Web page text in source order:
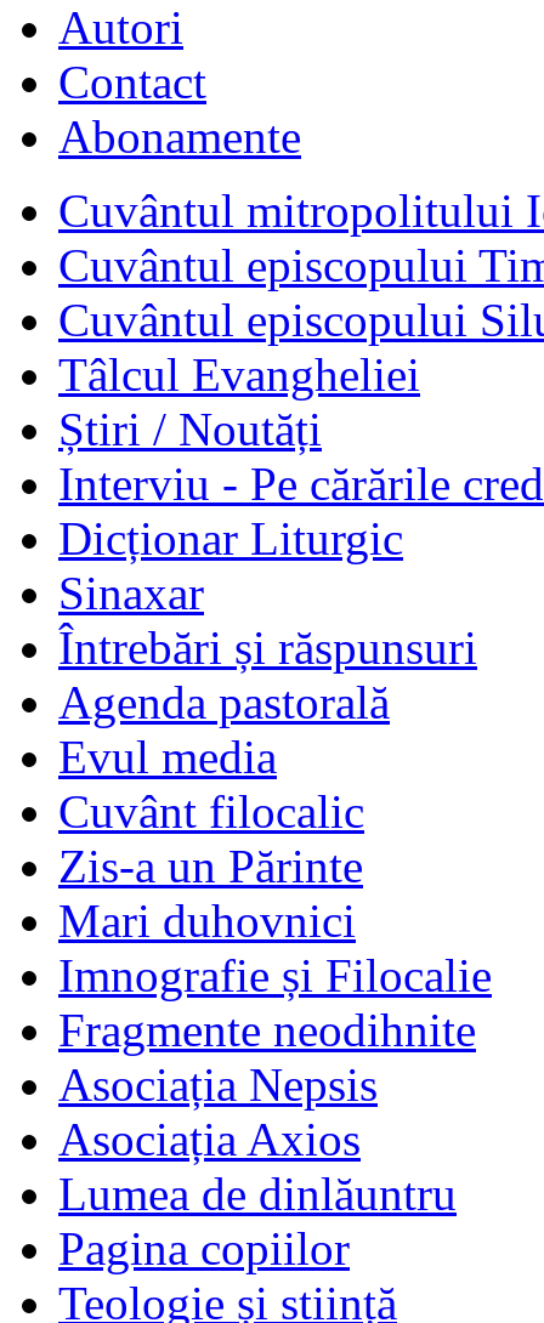
Autori
Contact
Abonamente
Cuvântul mitropolitului
Cuvântul episcopului
Cuvântul episcopului
Tâlcul Evangheliei
Știri / Noutăți
Interviu - Pe cărările
Dicționar Liturgic
Sinaxar
Întrebări și răspunsuri
Agenda pastorală
Evul media
Cuvânt filocalic
Zis-a un Părinte
Mari duhovnici
Imnografie și Filocalie
Fragmente neodihnite
Asociația Nepsis
Asociația Axios
Lumea de dinlăuntru
Pagina copiilor
Teologie și stiință